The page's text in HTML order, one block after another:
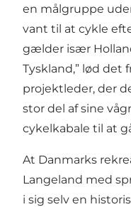
en målgruppe
vant til at cykle
gælder især
Tyskland,” lød det
projektleder, der
stor del af sine
cykelkabale til at
At Danmarks
Langeland med
i sig selv en